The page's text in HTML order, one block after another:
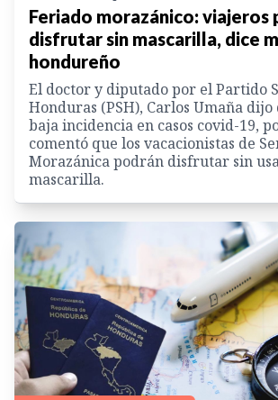
Feriado morazánico: viajeros
disfrutar sin mascarilla, dice
hondureño
El doctor y diputado por el Partido
Honduras (PSH), Carlos Umaña
baja incidencia en casos covid-19,
comentó que los vacacionistas de
Morazánica podrán disfrutar sin
mascarilla.